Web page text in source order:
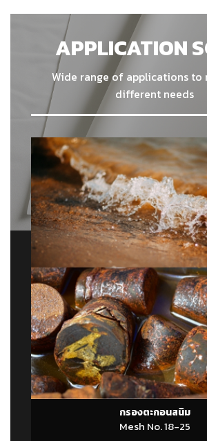
APPLICATION
Wide range of applications to
different needs
กรองตะกอนสนิม
Mesh No. 18-25